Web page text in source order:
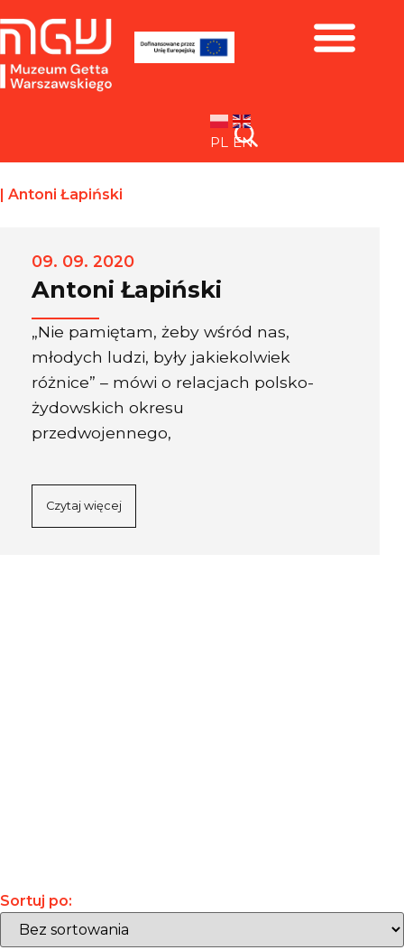
PL EN
| Antoni Łapiński
09. 09. 2020
Antoni Łapiński
„Nie pamiętam, żeby wśród nas,
młodych ludzi, były jakiekolwiek
różnice” – mówi o relacjach polsko-
żydowskich okresu
przedwojennego,
Czytaj więcej
Sortuj po: